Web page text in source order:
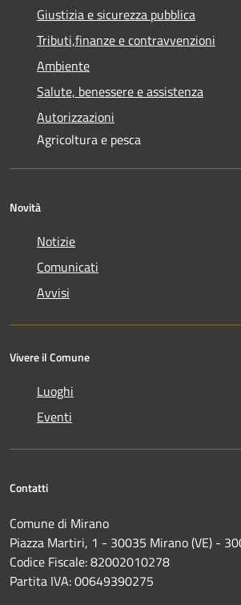
Giustizia e sicurezza pubblica
Tributi,finanze e contravvenzioni
Ambiente
Salute, benessere e assistenza
Autorizzazioni
Agricoltura e pesca
Novità
Notizie
Comunicati
Avvisi
Vivere il Comune
Luoghi
Eventi
Contatti
Comune di Mirano
Piazza Martiri, 1 - 30035 Mirano (VE) -
Codice Fiscale: 82002010278
Partita IVA: 00649390275